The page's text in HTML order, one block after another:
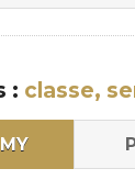
: classe,